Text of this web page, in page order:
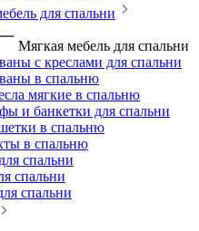
для спальни
Мягкая мебель для спальни
с креслами для спальни
в спальню
мягкие в спальню
и банкетки для спальни
в спальню
в спальню
спальни
спальни
спальни